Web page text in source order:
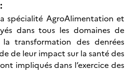
spécialité AgroAlimentation et
dans tous les domaines de
la transformation des denrées
de leur impact sur la santé des
impliqués dans l’exercice des